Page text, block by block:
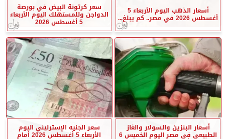
أسعار الذهب اليوم الأربعاء 5
أغسطس 2026 في مصر.. كم يبلغ...
سعر كرتونة البيض في بورصة
الدواجن وللمستهلك اليوم الأربعاء
5 أغسطس 2026
أسعار البنزين والسولار والغاز
الطبيعي في مصر اليوم الخميس 6
سعر الجنيه الإسترليني اليوم
الأربعاء 5 أغسطس 2026 أمام